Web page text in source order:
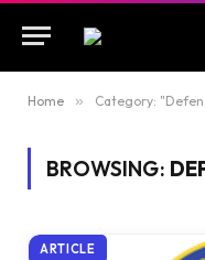
Home » Category:
BROWSING:
ARTICLE